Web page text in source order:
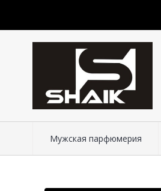
Мужская парфюмерия